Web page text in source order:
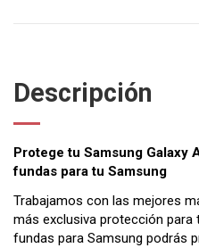
Descripción
Protege tu Samsung Galaxy
fundas para tu Samsung
Trabajamos con las mejores
más exclusiva protección
fundas para Samsung podrás